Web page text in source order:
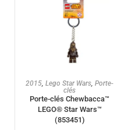
AJOUTER AU PANIER
2015, Lego Star Wars, Porte-
clés
Porte-clés Chewbacca™
LEGO® Star Wars™
(853451)